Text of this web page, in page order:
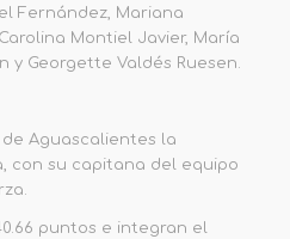
Fernández, Mariana
Montiel Javier, María
y Georgette Valdés Ruesen.
Aguascalientes la
con su capitana del equipo
puntos e integran el